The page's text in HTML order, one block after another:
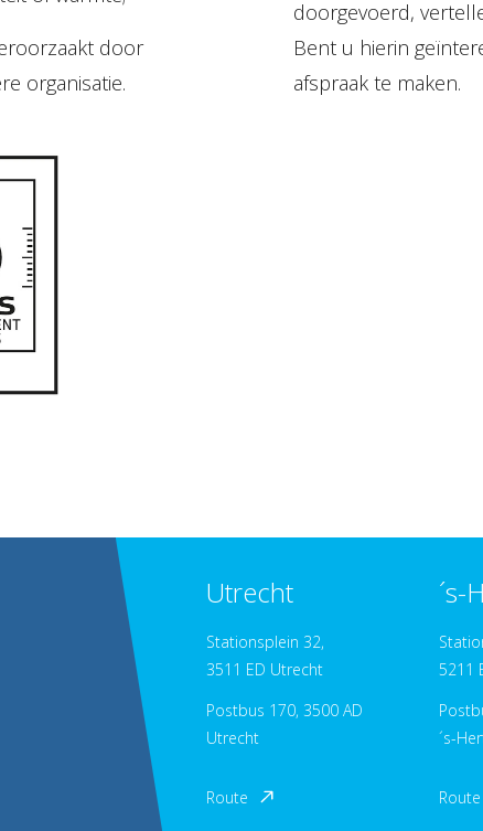
door
organisatie.
doorgevoerd,
Bent u hierin
afspraak te maken.
Utrecht
Stationsplein 32,
3511 ED Utrecht
Postbus 170, 3500 AD
Utrecht
Route
´s-
5211
´s-
Route